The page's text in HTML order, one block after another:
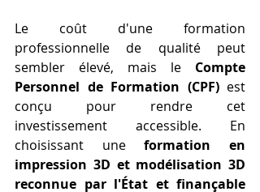
Le coût d'une formation
professionnelle de qualité peut
sembler élevé, mais le Compte
Personnel de Formation (CPF) est
conçu pour rendre cet
investissement accessible. En
choisissant une formation en
impression 3D et modélisation 3D
reconnue par l'État et finançable